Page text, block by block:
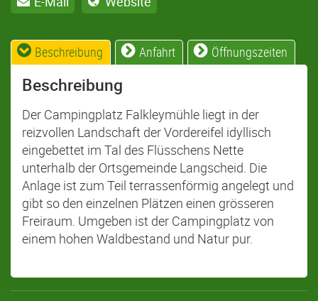
Beschreibung Anfahrt Öffnungszeiten
Beschreibung
Der Campingplatz Falkleymühle liegt in der
reizvollen Landschaft der Vordereifel idyllisch
eingebettet im Tal des Flüsschens Nette
unterhalb der Ortsgemeinde Langscheid. Die
Anlage ist zum Teil terrassenförmig angelegt und
gibt so den einzelnen Plätzen einen grösseren
Freiraum. Umgeben ist der Campingplatz von
einem hohen Waldbestand und Natur pur.